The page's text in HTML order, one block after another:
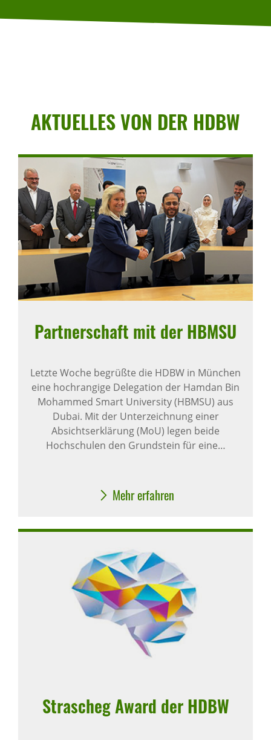
AKTU­ELLES VON DER HDBW
Part­ner­schaft mit der HBMSU
Letzte Woche begrüßte die HDBW in München
eine hochrangige Delegation der Hamdan Bin
Mohammed Smart University (HBMSU) aus
Dubai. Mit der Unterzeichnung einer
Absichtserklärung (MoU) legen beide
Hochschulen den Grundstein für eine…
Mehr erfahren
Stra­scheg Award der HDBW